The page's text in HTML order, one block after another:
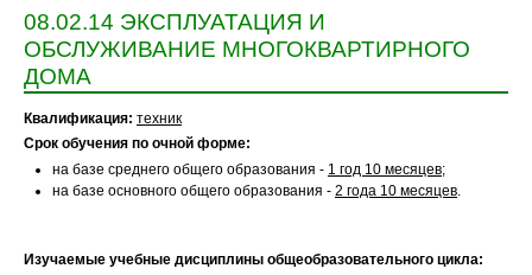
08.02.14 ЭКСПЛУАТАЦИЯ И
ОБСЛУЖИВАНИЕ МНОГОКВАРТИРНОГО
ДОМА
Квалификация: техник
Срок обучения по очной форме:
на базе среднего общего образования - 1 год 10 месяцев;
на базе основного общего образования - 2 года 10 месяцев.
Изучаемые учебные дисциплины общеобразовательного цикла: